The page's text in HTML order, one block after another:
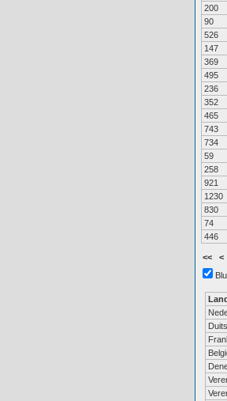
200
90
526
147
369
495
236
352
465
743
734
59
258
921
1230
830
74
446
<< <